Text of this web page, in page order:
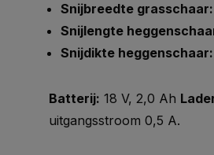
Snijbreedte grasschaar:
Snijlengte
Snijdikte heggenschaar:
Batterij: 18 V, 2,0 Ah
uitgangsstroom 0,5 A.